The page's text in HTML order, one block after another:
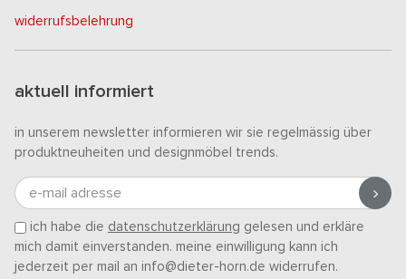
widerrufsbelehrung
aktuell informiert
in unserem newsletter informieren wir sie regelmässig über
produktneuheiten und designmöbel trends.
e-mail adresse
ich habe die datenschutzerklärung gelesen und erkläre
mich damit einverstanden. meine einwilligung kann ich
jederzeit per mail an info@dieter-horn.de widerrufen.